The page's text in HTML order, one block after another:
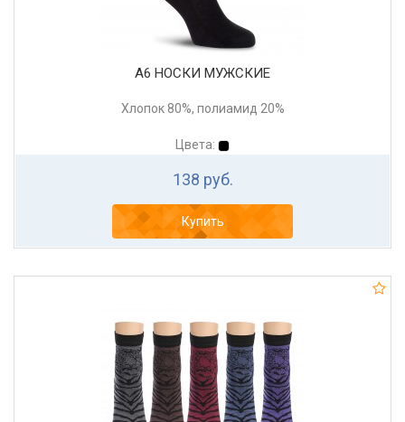
А6 НОСКИ МУЖСКИЕ
Хлопок 80%, полиамид 20%
Цвета:
138 руб.
Купить